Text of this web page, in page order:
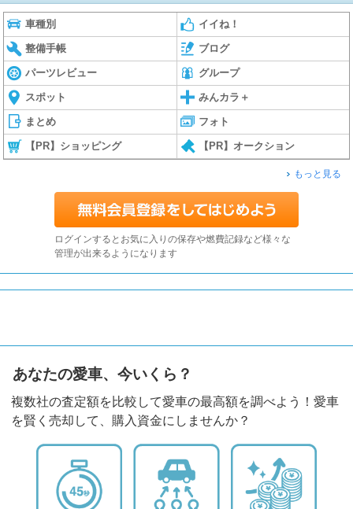
車種別 イイね！
整備手帳 ブログ
パーツレビュー グループ
スポット みんカラ＋
まとめ フォト
【PR】ショッピング 【PR】オークション
もっと見る
ログインするとお気に入りの保存や燃費記録など様々な
管理が出来るようになります
あなたの愛車、今いくら？
複数社の査定額を比較して愛車の最高額を調べよう！愛車
を賢く売却して、購入資金にしませんか？